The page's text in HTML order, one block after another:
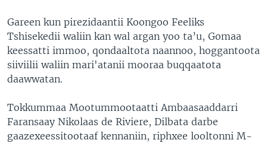
Gareen kun pirezidaantii Koongoo Feeliks
Tshisekedii waliin kan wal argan yoo ta’u, Gomaa
keessatti immoo, qondaaltota naannoo, hoggantoota
siiviilii waliin mari'atanii mooraa buqqaatota
daawwatan.
Tokkummaa Mootummootaatti Ambaasaaddarri
Faransaay Nikolaas de Riviere, Dilbata darbe
gaazexeessitootaaf kennaniin, riphxee looltonni M-